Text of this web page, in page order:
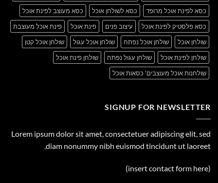
כסא לפינת אוכל מרופד
כסא לשולחן אוכל
כסא מעוצב לפינת אוכל
כסא פלסטיק לפינת אוכל
עיצוב פנים פינת אוכל
פינת אוכל מעוצבת
שולחן אוכל
שולחן אוכל נפתח שולחן אוכל עגול
שולחן אוכל קטן
שולחן לפינת אוכל
שולחן עגול נפתח
שולחן פינת אוכל
שולחנות אוכל מעוצבים' כסאות אוכל
SIGNUP FOR NEWSLETTER
Lorem ipsum dolor sit amet, consectetuer adipiscing elit, sed
diam nonummy nibh euismod tincidunt ut laoreet.
(insert contact form here)